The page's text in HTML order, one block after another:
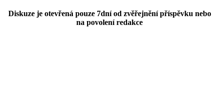
Diskuze je otevřená pouze 7dní od zvěřejnění příspěvku nebo
na povolení redakce